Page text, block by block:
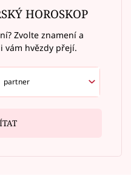
HOROSKOP
Zvolte znamení a
vám hvězdy přejí.